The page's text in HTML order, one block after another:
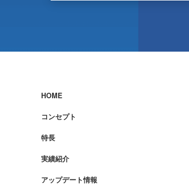
HOME
コンセプト
特長
実績紹介
アップデート情報